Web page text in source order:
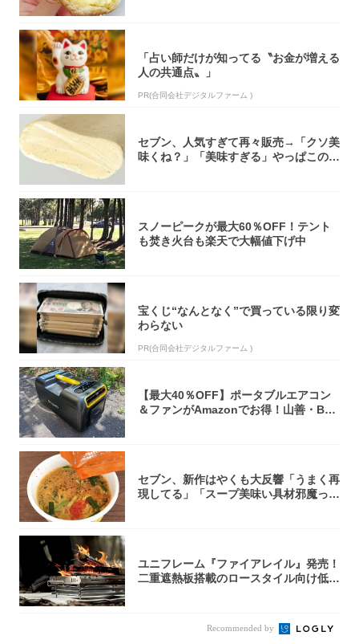
「占い師だけが知ってる〝お金が増える
人の共通点〟」
PR(合同会社デジタルファーム )
セブン、人気すぎて再々販売→「クソ美
味くね？」「美味すぎる」やっぱこのク
スノーピークが最大60％OFF！テント
も焚き火台も楽天で大幅値下げ中
宝くじ“なんとなく”で買っている限り変
わらない
PR(合同会社デジタルファーム )
【最大40％OFF】ポータブルエアコン
＆ファンがAmazonでお得！山善・Bo
セブン、新作はやくも大反響「うまく再
現してる」「スープ美味い具材邪魔って
ユニフレーム『ファイアレイル』発売！
二重遮熱板搭載のロースタイル向け低型
Recommended by